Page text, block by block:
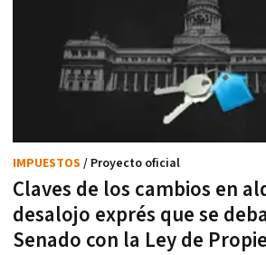
Claves de los cambios en
desalojo exprés que se
Senado con la Ley de
IMPUESTOS / Proyecto oficial